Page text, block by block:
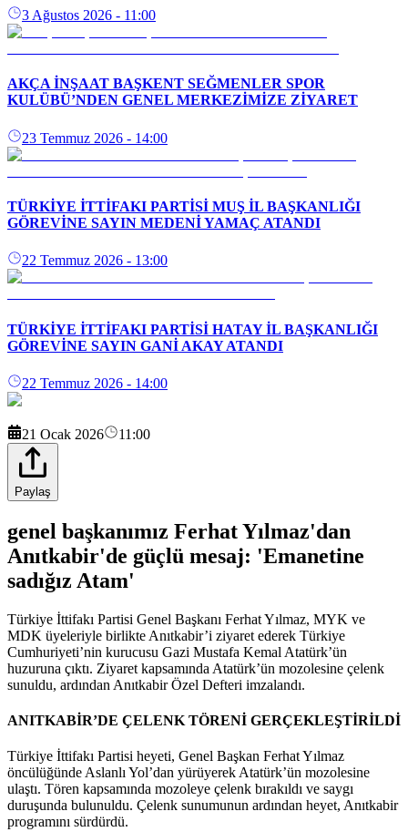
3 Ağustos 2026 - 11:00
AKÇA İNŞAAT BAŞKENT SEĞMENLER SPOR
KULÜBÜ’NDEN GENEL MERKEZİMİZE ZİYARET
23 Temmuz 2026 - 14:00
TÜRKİYE İTTİFAKI PARTİSİ MUŞ İL BAŞKANLIĞI
GÖREVİNE SAYIN MEDENİ YAMAÇ ATANDI
22 Temmuz 2026 - 13:00
TÜRKİYE İTTİFAKI PARTİSİ HATAY İL BAŞKANLIĞI
GÖREVİNE SAYIN GANİ AKAY ATANDI
22 Temmuz 2026 - 14:00
21 Ocak 2026 11:00
Paylaş
genel başkanımız Ferhat Yılmaz'dan
Anıtkabir'de güçlü mesaj: 'Emanetine
sadığız Atam'
Türkiye İttifakı Partisi Genel Başkanı Ferhat Yılmaz, MYK ve
MDK üyeleriyle birlikte Anıtkabir’i ziyaret ederek Türkiye
Cumhuriyeti’nin kurucusu Gazi Mustafa Kemal Atatürk’ün
huzuruna çıktı. Ziyaret kapsamında Atatürk’ün mozolesine çelenk
sunuldu, ardından Anıtkabir Özel Defteri imzalandı.
ANITKABİR’DE ÇELENK TÖRENİ GERÇEKLEŞTİRİLDİ
Türkiye İttifakı Partisi heyeti, Genel Başkan Ferhat Yılmaz
öncülüğünde Aslanlı Yol’dan yürüyerek Atatürk’ün mozolesine
ulaştı. Tören kapsamında mozoleye çelenk bırakıldı ve saygı
duruşunda bulunuldu. Çelenk sunumunun ardından heyet, Anıtkabir
programını sürdürdü.